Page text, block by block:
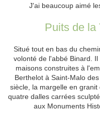
J'ai beaucoup aimé
Puits de la
Situé tout en bas du
volonté de l'abbé Binard.
maisons construites à
Berthelot à Saint-Malo
siècle, la margelle en
quatre dalles carrées
aux Monuments